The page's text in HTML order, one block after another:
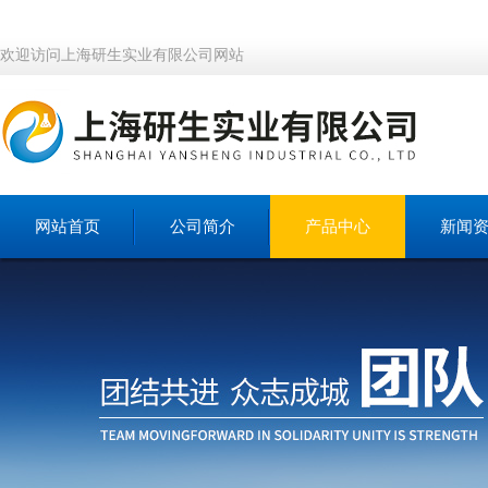
欢迎访问上海研生实业有限公司网站
网站首页 公司简介 产品中心 新闻